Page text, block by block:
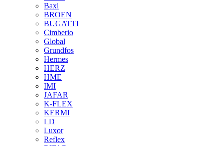
Baxi
BROEN
BUGATTI
Cimberio
Global
Grundfos
Hermes
HERZ
HME
IMI
JAFAR
K-FLEX
KERMI
LD
Luxor
Reflex